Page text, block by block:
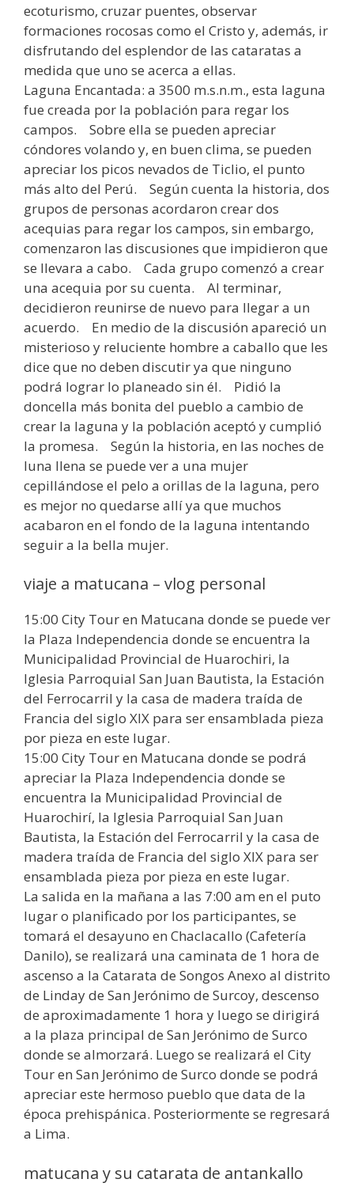
ecoturismo, cruzar puentes, observar
formaciones rocosas como el Cristo y, además, ir
disfrutando del esplendor de las cataratas a
medida que uno se acerca a ellas.
Laguna Encantada: a 3500 m.s.n.m., esta laguna
fue creada por la población para regar los
campos. Sobre ella se pueden apreciar
cóndores volando y, en buen clima, se pueden
apreciar los picos nevados de Ticlio, el punto
más alto del Perú. Según cuenta la historia, dos
grupos de personas acordaron crear dos
acequias para regar los campos, sin embargo,
comenzaron las discusiones que impidieron que
se llevara a cabo. Cada grupo comenzó a crear
una acequia por su cuenta. Al terminar,
decidieron reunirse de nuevo para llegar a un
acuerdo. En medio de la discusión apareció un
misterioso y reluciente hombre a caballo que les
dice que no deben discutir ya que ninguno
podrá lograr lo planeado sin él. Pidió la
doncella más bonita del pueblo a cambio de
crear la laguna y la población aceptó y cumplió
la promesa. Según la historia, en las noches de
luna llena se puede ver a una mujer
cepillándose el pelo a orillas de la laguna, pero
es mejor no quedarse allí ya que muchos
acabaron en el fondo de la laguna intentando
seguir a la bella mujer.
viaje a matucana – vlog personal
15:00 City Tour en Matucana donde se puede ver
la Plaza Independencia donde se encuentra la
Municipalidad Provincial de Huarochiri, la
Iglesia Parroquial San Juan Bautista, la Estación
del Ferrocarril y la casa de madera traída de
Francia del siglo XIX para ser ensamblada pieza
por pieza en este lugar.
15:00 City Tour en Matucana donde se podrá
apreciar la Plaza Independencia donde se
encuentra la Municipalidad Provincial de
Huarochirí, la Iglesia Parroquial San Juan
Bautista, la Estación del Ferrocarril y la casa de
madera traída de Francia del siglo XIX para ser
ensamblada pieza por pieza en este lugar.
La salida en la mañana a las 7:00 am en el puto
lugar o planificado por los participantes, se
tomará el desayuno en Chaclacallo (Cafetería
Danilo), se realizará una caminata de 1 hora de
ascenso a la Catarata de Songos Anexo al distrito
de Linday de San Jerónimo de Surcoy, descenso
de aproximadamente 1 hora y luego se dirigirá
a la plaza principal de San Jerónimo de Surco
donde se almorzará. Luego se realizará el City
Tour en San Jerónimo de Surco donde se podrá
apreciar este hermoso pueblo que data de la
época prehispánica. Posteriormente se regresará
a Lima.
matucana y su catarata de antankallo